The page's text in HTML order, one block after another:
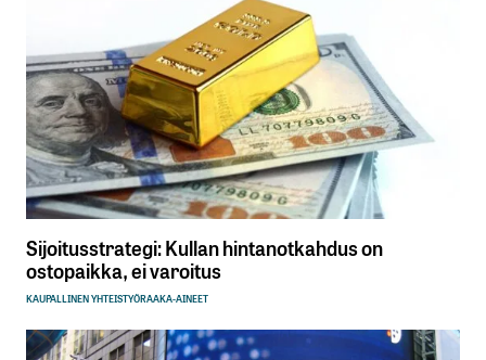
Sijoitusstrategi: Kullan hintanotkahdus on
ostopaikka, ei varoitus
KAUPALLINEN YHTEISTYÖRAAKA-AINEET